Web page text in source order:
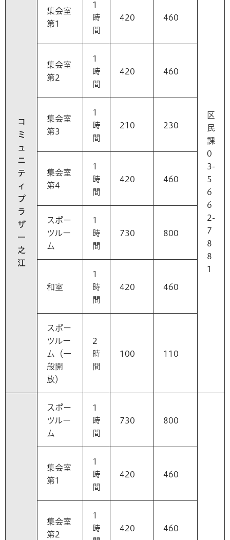
コ
ミ
ュ
ニ
テ
ィ
プ
ラ
ザ
一
之
江
集会室
第1
1
時
間
420 460
区
民
課
0
3-
5
6
6
2-
7
8
8
1
集会室
第2
1
時
間
420 460
集会室
第3
1
時
間
210 230
集会室
第4
1
時
間
420 460
スポー
ツルー
ム
1
時
間
730 800
和室
1
時
間
420 460
スポー
ツルー
ム（一
般開
放）
2
時
間
100 110
スポー
ツルー
ム
1
時
間
730 800
集会室
第1
1
時
間
420 460
集会室
第2
1
時
420 460